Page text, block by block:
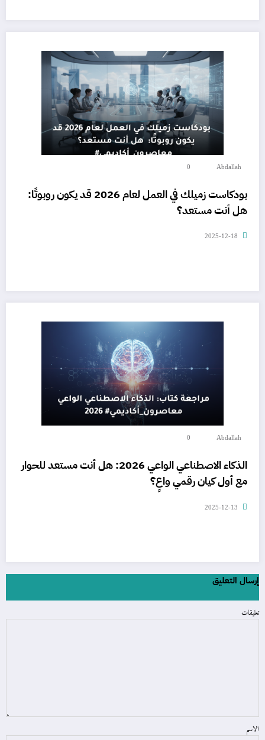
Abdallah
0
بودكاست زميلك في العمل لعام 2026 قد يكون روبوتًا:
هل أنت مستعد؟
2025-12-18
Abdallah
0
الذكاء الاصطناعي الواعي 2026: هل أنت مستعد للحوار
مع أول كيان رقمي واعٍ؟
2025-12-13
إرسال التعليق
تعليقات
الاسم